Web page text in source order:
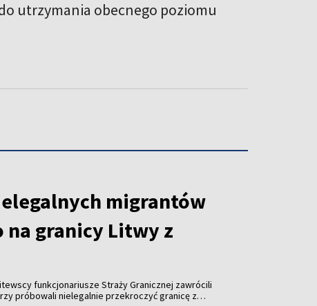
utrzymania obecnego poziomu
migrantów
na granicy Litwy z
funkcjonariusze Straży Granicznej zawrócili
próbowali nielegalnie przekroczyć granicę z